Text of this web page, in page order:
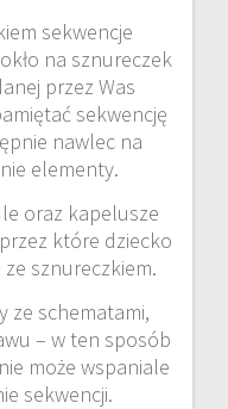
sekwencje
na sznureczek
przez Was
sekwencję
nawlec na
elementy.
oraz kapelusze
które dziecko
ze sznureczkiem.
ze schematami,
– w ten sposób
może wspaniale
sekwencji.